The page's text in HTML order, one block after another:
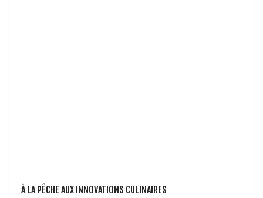
À LA PÊCHE AUX INNOVATIONS CULINAIRES